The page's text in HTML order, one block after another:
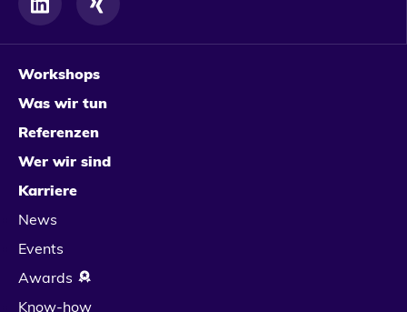
Workshops
Was wir tun
Referenzen
Wer wir sind
Karriere
News
Events
Awards
Know-how